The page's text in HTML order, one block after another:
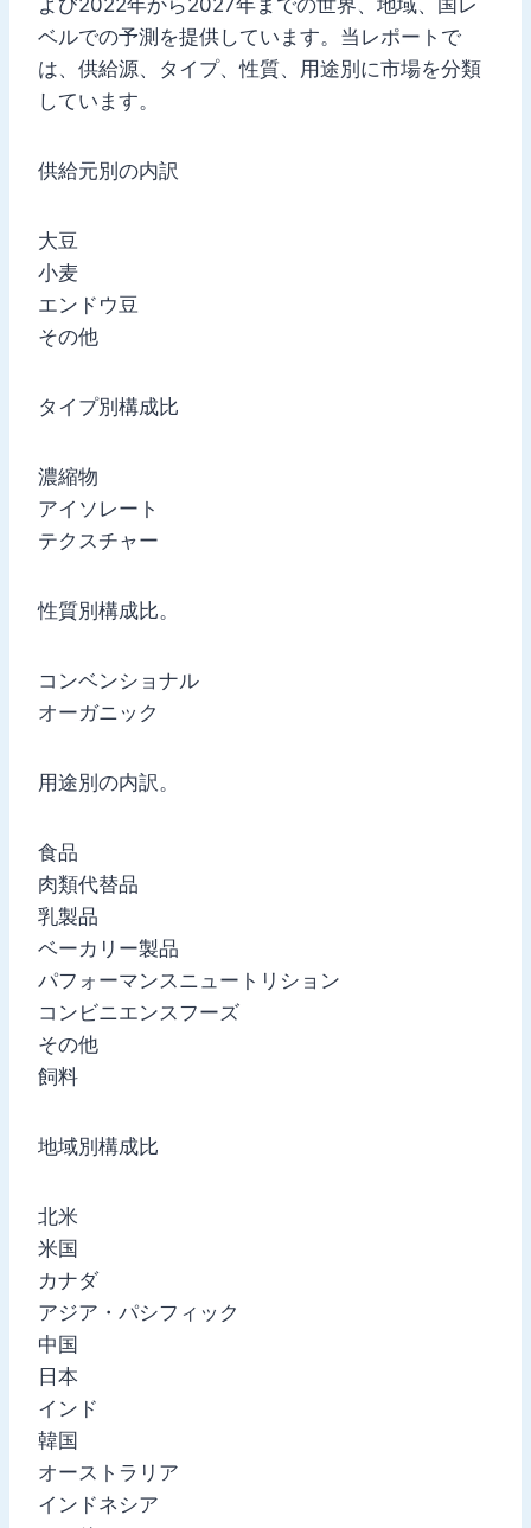
ベルでの予測を提供しています。当レポートで
は、供給源、タイプ、性質、用途別に市場を分類
しています。
供給元別の内訳
大豆
小麦
エンドウ豆
その他
タイプ別構成比
濃縮物
アイソレート
テクスチャー
性質別構成比。
コンベンショナル
オーガニック
用途別の内訳。
食品
肉類代替品
乳製品
ベーカリー製品
パフォーマンスニュートリション
コンビニエンスフーズ
その他
飼料
地域別構成比
北米
米国
カナダ
アジア・パシフィック
中国
日本
インド
韓国
オーストラリア
インドネシア